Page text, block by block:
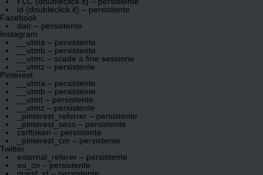
id (doubleclick.it) – persistente
Facebook
datr – persistente
Instagram
__utma – persistente
__utmb – persistente
__utmc – scade a fine sessione
__utmz – persistente
Pinterest
__utma – persistente
__utmb – persistente
__utmt – persistente
__utmz – persistente
_pinterest_referrer – persistente
_pinterest_sess – persistente
csrftoken – persistente
_pinterest_cm – persistente
Twitter
external_referer – persistente
eu_cn – persistente